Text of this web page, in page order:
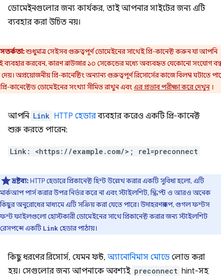
ডোমেইনগুলোর জন্য কার্যকর, তাই আপনার সাইটের জন্য এটি
ব্যবহার করা উচিত নয়।
সতর্কতা:শুধুমাত্র সেইসব গুরুত্বপূর্ণ ডোমেইনের সাথেই প্রি-কানেক্ট করুন যা আপনি
ব্যবহার করবেন, কারণ ব্রাউজার ১০ সেকেন্ডের মধ্যে অব্যবহৃত যেকোনো সংযোগ
অপ্রয়োজনীয় প্রি-কানেক্টিং অন্যান্য গুরুত্বপূর্ণ রিসোর্সের কাজে বিলম্ব ঘটাতে
কানেক্টেড ডোমেইনের সংখ্যা সীমিত রাখুন এবংএর প্রভাব পরীক্ষা করে দেখুন।
আপনি Link HTTP হেডারব্যবহার করেও একটি প্রি-কানেক্ট
শুরু করতে পারেন:
Link: <https://example.com/>; rel=preconnect
দ্রষ্টব্য:HTTP হেডারে প্রিকানেক্ট হিন্ট উল্লেখ করার একটি সুবিধা হলো, এটি
মার্কআপ পার্স করার উপর নির্ভর করে না এবং স্টাইলশিট, স্ক্রিপ্ট ও আরও অনেক
কিছুর অনুরোধের মাধ্যমে এটি সক্রিয় করা যেতে পারে। উদাহরণস্বরূপ, গুগল ফন্টস
ফন্ট ফাইলগুলো হোস্টকারী ডোমেইনের সাথে প্রিকানেক্ট করার জন্য স্টাইলশিট
রেসপন্সে একটি Link হেডার পাঠায়।
কিছু ধরণের রিসোর্স, যেমন ফন্ট, অ্যানোনিমাস মোডেলোড করা
হয়। সেগুলোর জন্য আপনাকে অবশ্যই preconnect hint-সহ